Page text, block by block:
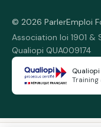
© 2026 ParlerEmploi
Association loi 1901 &
Qualiopi QUA009174
Training